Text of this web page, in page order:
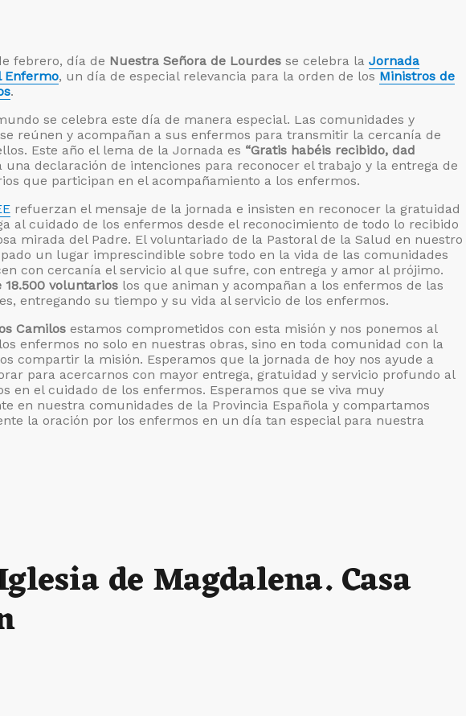
febrero, día de Nuestra Señora de Lourdesse celebra la Jornada
Enfermo, un día de especial relevancia para la orden de los Ministros de
.
se celebra este día de manera especial. Las comunidades y
reúnen y acompañan a sus enfermos para transmitir la cercanía de
Este año el lema de la Jornada es “Gratis habéis recibido, dad
una declaración de intenciones para reconocer el trabajo y la entrega de
que participan en el acompañamiento a los enfermos.
refuerzan el mensaje de la jornada e insisten en reconocer la gratuidad
al cuidado de los enfermos desde el reconocimiento de todo lo recibido
mirada del Padre. El voluntariado de la Pastoral de la Salud en nuestro
un lugar imprescindible sobre todo en la vida de las comunidades
con cercanía el servicio al que sufre, con entrega y amor al prójimo.
18.500 voluntarioslos que animan y acompañan a los enfermos de las
entregando su tiempo y su vida al servicio de los enfermos.
Camilosestamos comprometidos con esta misión y nos ponemos al
enfermos no solo en nuestras obras, sino en toda comunidad con la
compartir la misión. Esperamos que la jornada de hoy nos ayude a
para acercarnos con mayor entrega, gratuidad y servicio profundo al
en el cuidado de los enfermos. Esperamos que se viva muy
en nuestra comunidades de la Provincia Española y compartamos
la oración por los enfermos en un día tan especial para nuestra
de Magdalena. Casa